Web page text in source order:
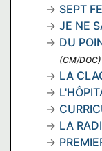
SEPT
JE NE
DU
(CM/DOC)
LA
LA